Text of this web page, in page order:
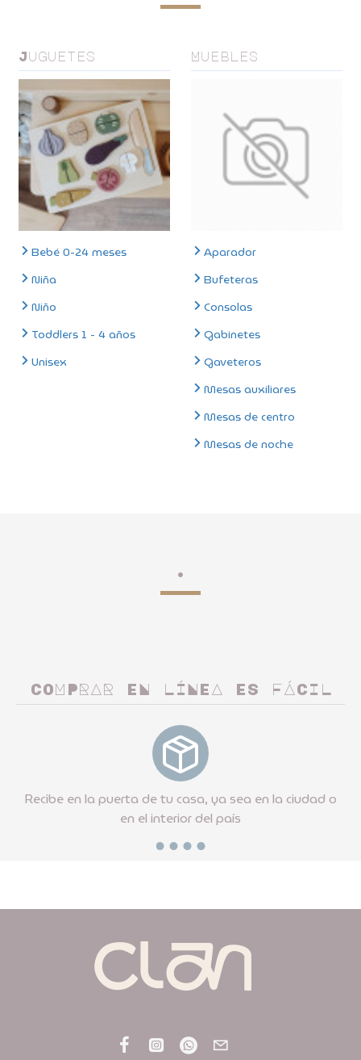
Juguetes
Bebé 0-24 meses
Niña
Niño
Toddlers 1 - 4 años
Unisex
Muebles
Aparador
Bufeteras
Consolas
Gabinetes
Gaveteros
Mesas auxiliares
Mesas de centro
Mesas de noche
.
COMPRAR EN LÍNEA ES FÁCIL
Recibe en la puerta de tu casa, ya sea en la ciudad o
en el interior del país